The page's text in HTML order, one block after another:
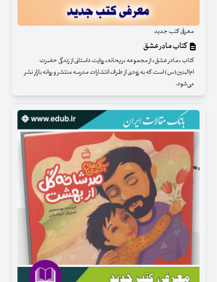
معرفی کتب جدید
کتاب مادر عشق
کتاب «مادر عشق» از مجموعه «ریحانه» روایت داستانی از زندگی حضرت
ام‌البنین(س) است که به زودی از طرف انتشارات مدرسه منتشر و روانه بازار نشر
می‌شود.